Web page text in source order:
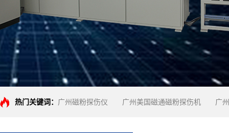
热门关键词： 广州磁粉探伤仪 广州美国磁通磁粉探伤机 广